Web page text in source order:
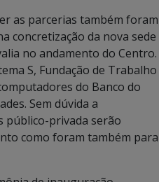
as parcerias também foram
concretização da nova sede
no andamento do Centro.
S, Fundação de Trabalho
do Banco do
Sem dúvida a
público-privada serão
como foram também para